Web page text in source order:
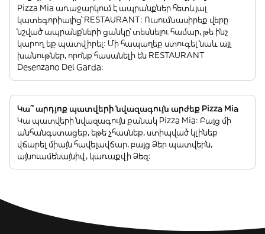
Pizza Mia առաջարկում է ապրանքներ հետևյալ
կատեգորիայից՝ RESTAURANT: Ուսումնասիրեք վերը
նշված ապրանքների ցանկը՝ տեսնելու համար, թե ինչ
կարող եք պատվիրել: Մի հապաղեք ստուգել նաև այլ
խանութներ, որոնք հասանելի են RESTAURANT
Desenzano Del Garda:
Կա՞ արդյոք պատվերի նվազագույն արժեք Pizza Mia
Կա պատվերի նվազագույն քանակ Pizza Mia: Բայց մի
անհանգստացեք, եթե չհասնեք, ստիպված կլինեք
վճարել միայն հավելավճար, բայց Ձեր պատվերն,
այնուամենայնիվ, կառաքվի Ձեզ: